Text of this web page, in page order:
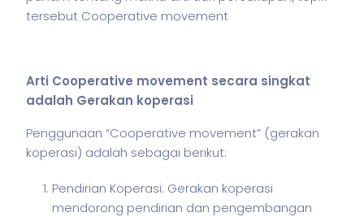
tersebut Cooperative movement
Arti Cooperative movement secara singkat
adalah Gerakan koperasi
Penggunaan “Cooperative movement” (gerakan
koperasi) adalah sebagai berikut:
Pendirian Koperasi: Gerakan koperasi
mendorong pendirian dan pengembangan